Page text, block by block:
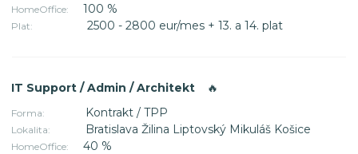
HomeOffice: 100 %
Plat: 2500 - 2800 eur/mes + 13. a 14. plat
IT Support / Admin / Architekt 🔥
Forma: Kontrakt / TPP
Lokalita: Bratislava Žilina Liptovský Mikuláš Košice
HomeOffice: 40 %